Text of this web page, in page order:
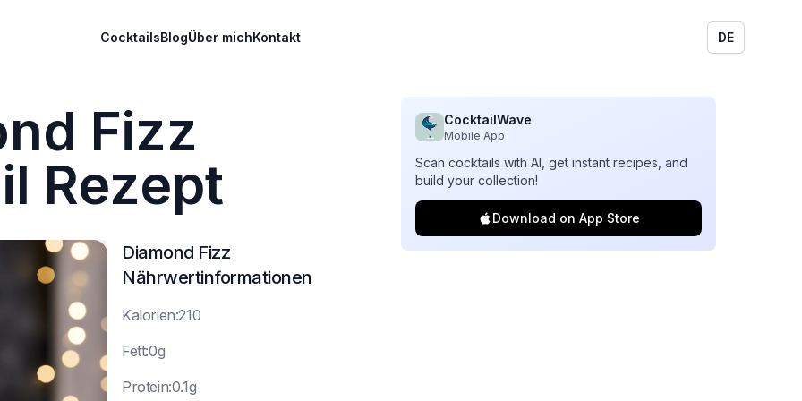
CocktailsBlogÜber michKontakt DE
Fizz
Rezept
Diamond Fizz
Nährwertinformationen
Kalorien:210
Fett:0g
Protein:0.1g
CocktailWave
Mobile App
Scan cocktails with AI, get instant recipes, and
build your collection!
Download on App Store